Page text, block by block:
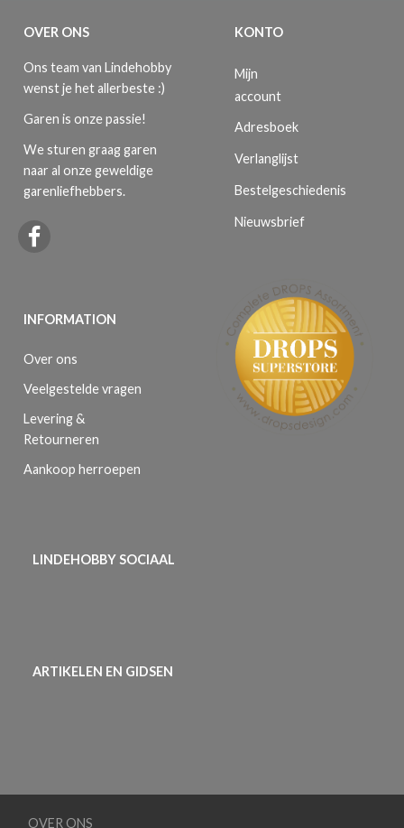
OVER ONS
Ons team van Lindehobby
wenst je het allerbeste :)
Garen is onze passie!
We sturen graag garen
naar al onze geweldige
garenliefhebbers.
INFORMATION
Over ons
Veelgestelde vragen
Levering &
Retourneren
Aankoop herroepen
KONTO
Mijn
account
Adresboek
Verlanglijst
Bestelgeschiedenis
Nieuwsbrief
LINDEHOBBY SOCIAAL
ARTIKELEN EN GIDSEN
OVER ONS